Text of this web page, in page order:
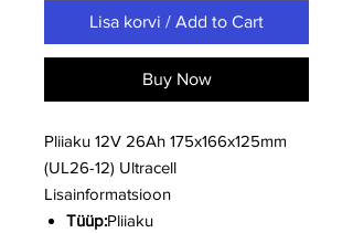
Lisa korvi / Add to Cart
Buy Now
Pliiaku 12V 26Ah 175x166x125mm
(UL26-12) Ultracell
Lisainformatsioon
Tüüp:Pliiaku